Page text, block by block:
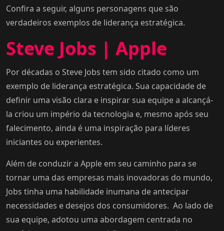
Confira a seguir, alguns personagens que são
verdadeiros exemplos de liderança estratégica.
Steve Jobs | Apple
Por décadas o Steve Jobs tem sido citado como um
exemplo de liderança estratégica. Sua capacidade de
definir uma visão clara e inspirar sua equipe a alcançá-
la criou um império da tecnologia e, mesmo após seu
falecimento, ainda é uma inspiração para líderes
iniciantes ou experientes.
Além de conduzir a Apple em seu caminho para se
tornar uma das empresas mais inovadoras do mundo,
Jobs tinha uma habilidade inumana de antecipar
necessidades e desejos dos consumidores. Ao lado de
sua equipe, adotou uma abordagem centrada no